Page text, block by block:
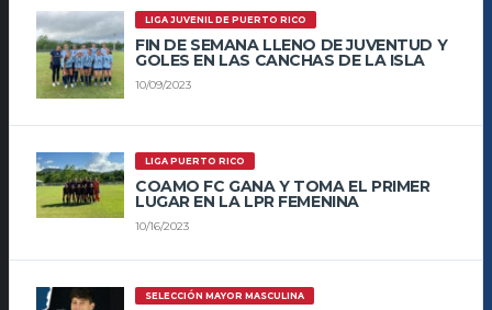
LIGA JUVENIL DE PUERTO RICO
FIN DE SEMANA LLENO DE JUVENTUD Y
GOLES EN LAS CANCHAS DE LA ISLA
10/09/2023
LIGA PUERTO RICO
COAMO FC GANA Y TOMA EL PRIMER
LUGAR EN LA LPR FEMENINA
10/16/2023
SELECCIÓN MAYOR MASCULINA